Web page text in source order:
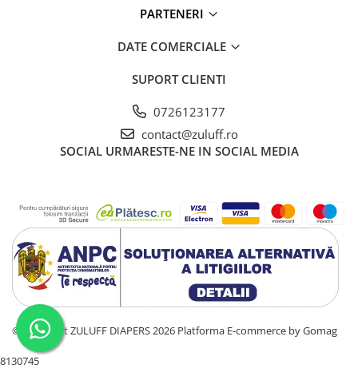
PARTENERI
DATE COMERCIALE
SUPORT CLIENTI
0726123177
contact@zuluff.ro
SOCIAL URMARESTE-NE IN SOCIAL MEDIA
©Copyright ZULUFF DIAPERS 2026 Platforma E-commerce by Gomag
8130745